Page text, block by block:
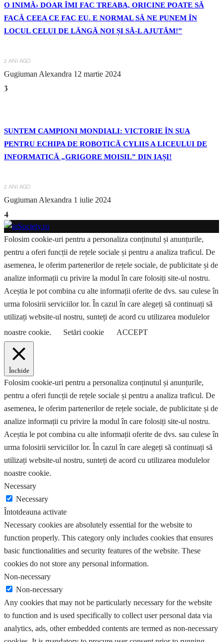
O INIMĂ› DOAR ÎMI FAC TREABA, ORICINE POATE SĂ
FACĂ CEEA CE FAC EU. E NORMAL SĂ NE PUNEM ÎN
LOCUL CELUI DE LÂNGĂ NOI ȘI SĂ-L AJUTĂM!”
2 ANI AGO
Gugiuman Alexandra 12 martie 2024
3
SUNTEM CAMPIONI MONDIALI: VICTORIE ÎN SUA
PENTRU ECHIPA DE ROBOTICĂ CYLIIS A LICEULUI DE
INFORMATICĂ „GRIGORE MOISIL” DIN IAȘI!
2 ANI AGO
Gugiuman Alexandra 1 iulie 2024
4
Folosim cookie-uri pentru a personaliza conținutul și anunțurile,
pentru a oferi funcții de rețele sociale și pentru a analiza traficul. De
asemenea, le oferim partenerilor de rețele sociale, de publicitate și de
analize informații cu privire la modul în care folosiți site-ul nostru.
Aceștia le pot combina cu alte informații oferite de dvs. sau culese în
urma folosirii serviciilor lor. În cazul în care alegeți să continuați să
utilizați website-ul nostru, sunteți de acord cu utilizarea modulelor
noastre cookie.
Setări cookie ACCEPT
Închide
Folosim cookie-uri pentru a personaliza conținutul și anunțurile,
pentru a oferi funcții de rețele sociale și pentru a analiza traficul. De
asemenea, le oferim partenerilor de rețele sociale, de publicitate și de
analize informații cu privire la modul în care folosiți site-ul nostru.
Aceștia le pot combina cu alte informații oferite de dvs. sau culese în
urma folosirii serviciilor lor. În cazul în care alegeți să continuați să
utilizați website-ul nostru, sunteți de acord cu utilizarea modulelor
noastre cookie.
Necessary
Necessary
Întotdeauna activate
Necessary cookies are absolutely essential for the website to
function properly. This category only includes cookies that ensures
basic functionalities and security features of the website. These
cookies do not store any personal information.
Non-necessary
Non-necessary
Any cookies that may not be particularly necessary for the website
to function and is used specifically to collect user personal data via
analytics, ads, other embedded contents are termed as non-necessary